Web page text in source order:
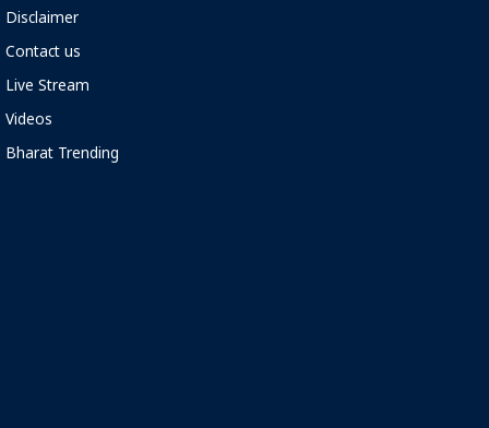
Disclaimer
Contact us
Live Stream
Videos
Bharat Trending